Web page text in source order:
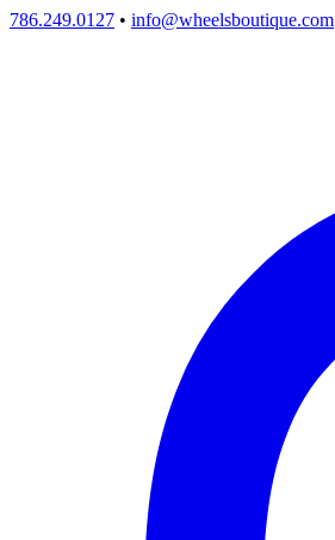
786.249.0127 • info@wheelsboutique.com